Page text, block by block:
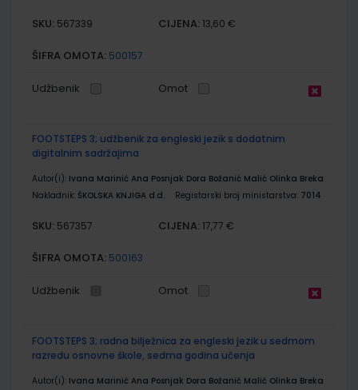
SKU: 567339 CIJENA: 13,60 €
ŠIFRA OMOTA: 500157
Udžbenik Omot
FOOTSTEPS 3; udžbenik za engleski jezik s dodatnim
digitalnim sadržajima
Autor(i): Ivana Marinić Ana Posnjak Dora Božanić Malić Olinka Breka
Nakladnik: ŠKOLSKA KNJIGA d.d. Registarski broj ministarstva: 7014
SKU: 567357 CIJENA: 17,77 €
ŠIFRA OMOTA: 500163
Udžbenik Omot
FOOTSTEPS 3; radna bilježnica za engleski jezik u sedmom
razredu osnovne škole, sedma godina učenja
Autor(i): Ivana Marinić Ana Posnjak Dora Božanić Malić Olinka Breka